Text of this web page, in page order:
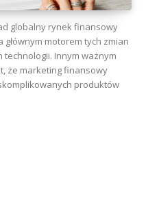
globalny rynek finansowy
głównym motorem tych zmian
Innym ważnym
że marketing finansowy
produktów